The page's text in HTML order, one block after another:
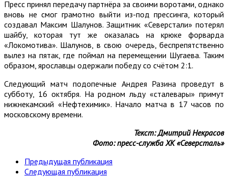
Пресс принял передачу партнёра за своими воротами, однако
вновь не смог грамотно выйти из-под прессинга, который
создавал Максим Шалунов. Защитник «Северстали» потерял
шайбу, которая тут же оказалась на крюке форварда
«Локомотива». Шалунов, в свою очередь, беспрепятственно
вылез на пятак, где поймал на перемещении Шугаева. Таким
образом, ярославцы одержали победу со счётом 2:1.
Следующий матч подопечные Андрея Разина проведут в
субботу, 16 октября. На родном льду «сталевары» примут
нижнекамский «Нефтехимик». Начало матча в 17 часов по
московскому времени.
Текст: Дмитрий Некрасов
Фото: пресс-служба ХК «Северсталь»
Предыдущая публикация
Следующая публикация